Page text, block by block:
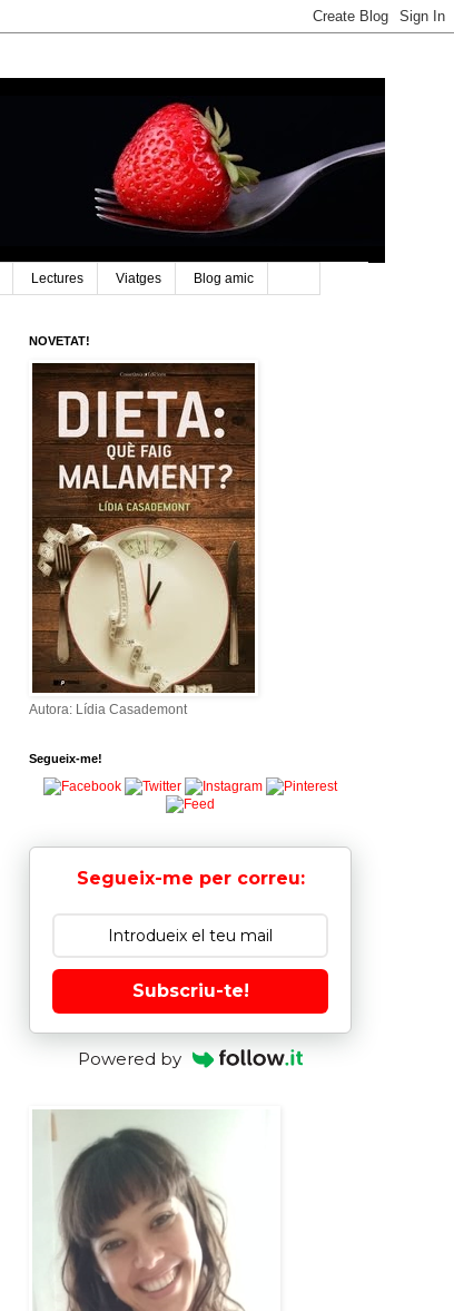
Lectures Viatges Blog amic
NOVETAT!
Autora: Lídia Casademont
Segueix-me!
Segueix-me per correu:
Subscriu-te!
Powered by